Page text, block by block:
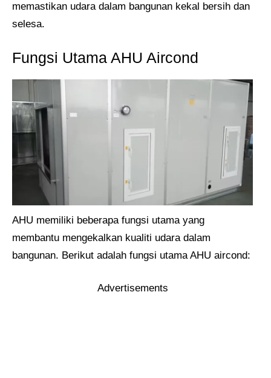
memastikan udara dalam bangunan kekal bersih dan
selesa.
Fungsi Utama AHU Aircond
AHU memiliki beberapa fungsi utama yang
membantu mengekalkan kualiti udara dalam
bangunan. Berikut adalah fungsi utama AHU aircond:
Advertisements